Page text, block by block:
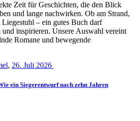
Zeit für Geschichten, die den Blick
und lange nachwirken. Ob am Strand,
– ein gutes Buch darf
und inspirieren. Unsere Auswahl vereint
Romane und bewegende
, 26. Juli 2026
ein Siegerentwurf nach zehn Jahren